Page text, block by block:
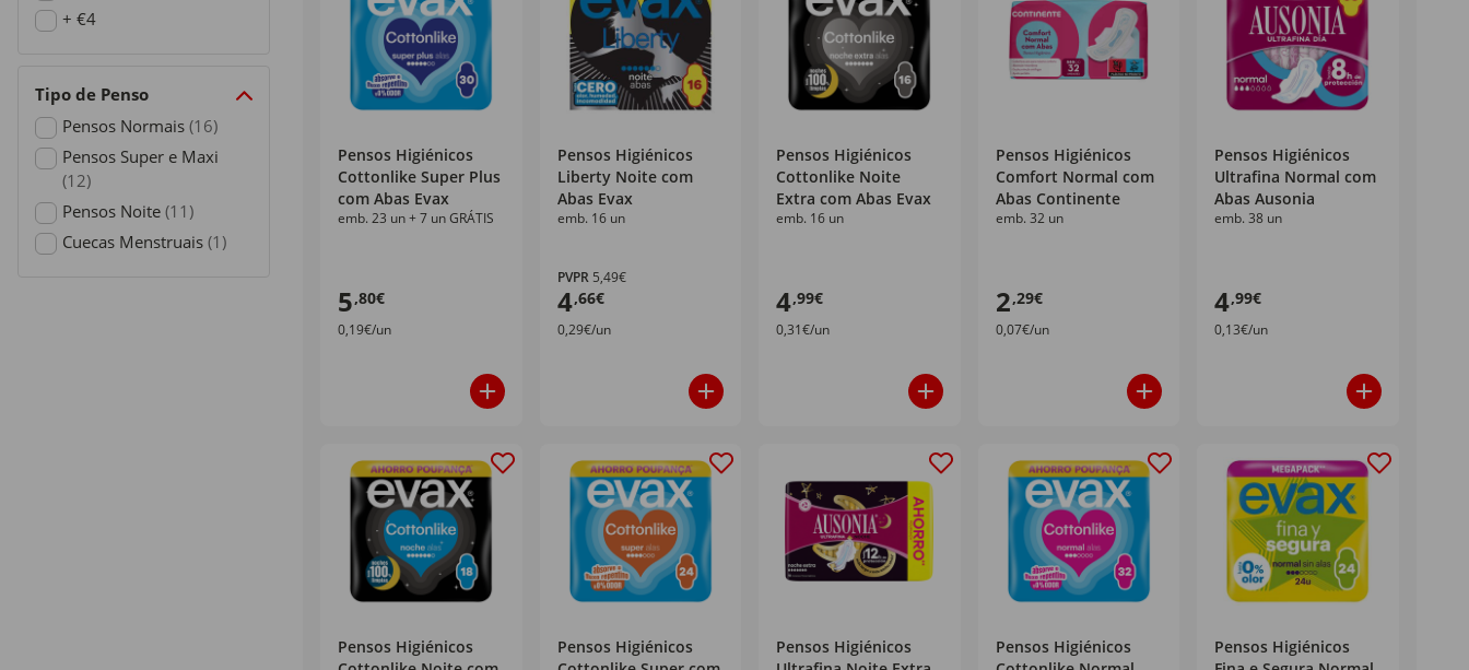
Refine by Preço: €2 - €3,99
+ €4
Tipo de Penso
Pensos Normais (16)
Refine by Tipo de Penso: Pensos Normais
Pensos Super e Maxi
(12)
Refine by Tipo de Penso: Pensos Super e Maxi
Pensos Noite (11)
Refine by Tipo de Penso: Pensos Noite
Cuecas Menstruais (1)
Pensos Higiénicos
Cottonlike Super Plus
com Abas Evax
emb. 23 un + 7 un GRÁTIS
5,80€
0,19€/un
Pensos Higiénicos
Liberty Noite com
Abas Evax
emb. 16 un
PVPR5,49€
4,66€
0,29€/un
Pensos Higiénicos
Cottonlike Noite
Extra com Abas Evax
emb. 16 un
4,99€
0,31€/un
Pensos Higiénicos
Comfort Normal com
Abas Continente
emb. 32 un
2,29€
0,07€/un
Pensos Higiénicos
Ultrafina Normal com
Abas Ausonia
emb. 38 un
4,99€
0,13€/un
Pensos Higiénicos
Pensos Higiénicos
Pensos Higiénicos
Pensos Higiénicos
Pensos Higiénicos